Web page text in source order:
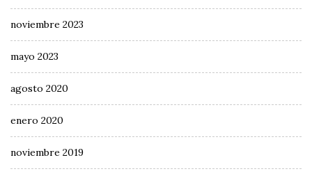
noviembre 2023
mayo 2023
agosto 2020
enero 2020
noviembre 2019